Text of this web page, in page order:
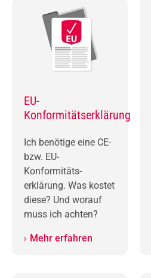
EU-
Konformitäts­erklärung
Ich benötige eine CE-
bzw. EU-
Konformitäts­
erklärung. Was kostet
diese? Und worauf
muss ich achten?
Mehr erfahren